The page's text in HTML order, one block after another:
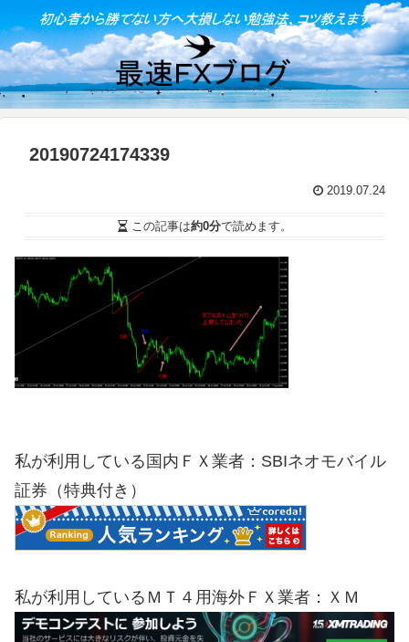
20190724174339
2019.07.24
この記事は約0分で読めます。
私が利用している国内ＦＸ業者：SBIネオモバイル
証券（特典付き）
私が利用しているＭＴ４用海外ＦＸ業者：ＸＭ